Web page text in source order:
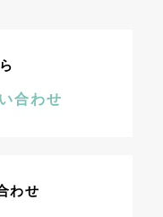
合わせ
わせ